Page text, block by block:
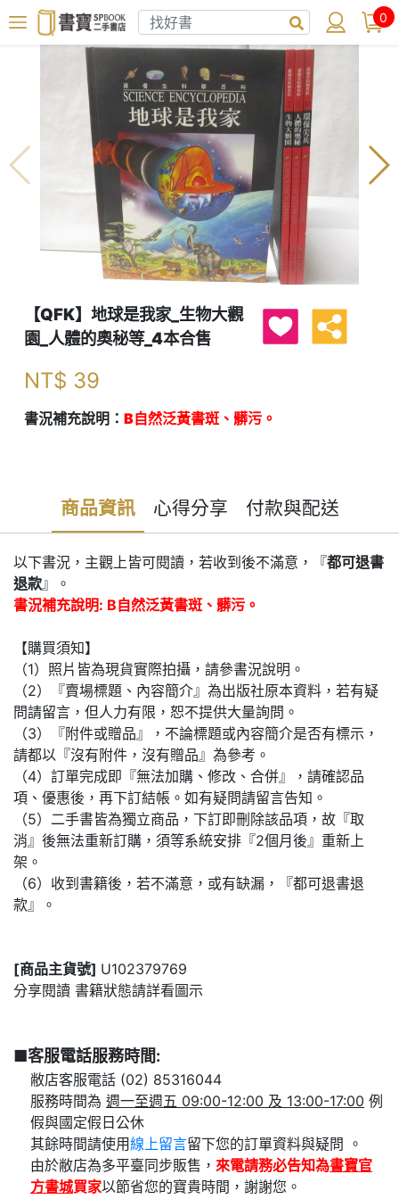
0
【QFK】地球是我家_生物大觀
園_人體的奧秘等_4本合售
NT$ 39
書況補充說明： B自然泛黃書斑、髒污。
商品資訊 心得分享 付款與配送
以下書況，主觀上皆可閱讀，若收到後不滿意，『都可退書
退款』。
書況補充說明: B自然泛黃書斑、髒污。
【購買須知】
（1）照片皆為現貨實際拍攝，請參書況說明。
（2）『賣場標題、內容簡介』為出版社原本資料，若有疑
問請留言，但人力有限，恕不提供大量詢問。
（3）『附件或贈品』，不論標題或內容簡介是否有標示，
請都以『沒有附件，沒有贈品』為參考。
（4）訂單完成即『無法加購、修改、合併』，請確認品
項、優惠後，再下訂結帳。如有疑問請留言告知。
（5）二手書皆為獨立商品，下訂即刪除該品項，故『取
消』後無法重新訂購，須等系統安排『2個月後』重新上
架。
（6）收到書籍後，若不滿意，或有缺漏，『都可退書退
款』。
[商品主貨號] U102379769
分享閱讀 書籍狀態請詳看圖示
■客服電話服務時間:
敝店客服電話 (02) 85316044
服務時間為 週一至週五 09:00-12:00 及 13:00-17:00 例
假與國定假日公休
其餘時間請使用線上留言
留下您的訂單資料與疑問 。
由於敝店為多平臺同步販售， 來電請務必告知為書寶官
方書城買家以節省您的寶貴時間，謝謝您。